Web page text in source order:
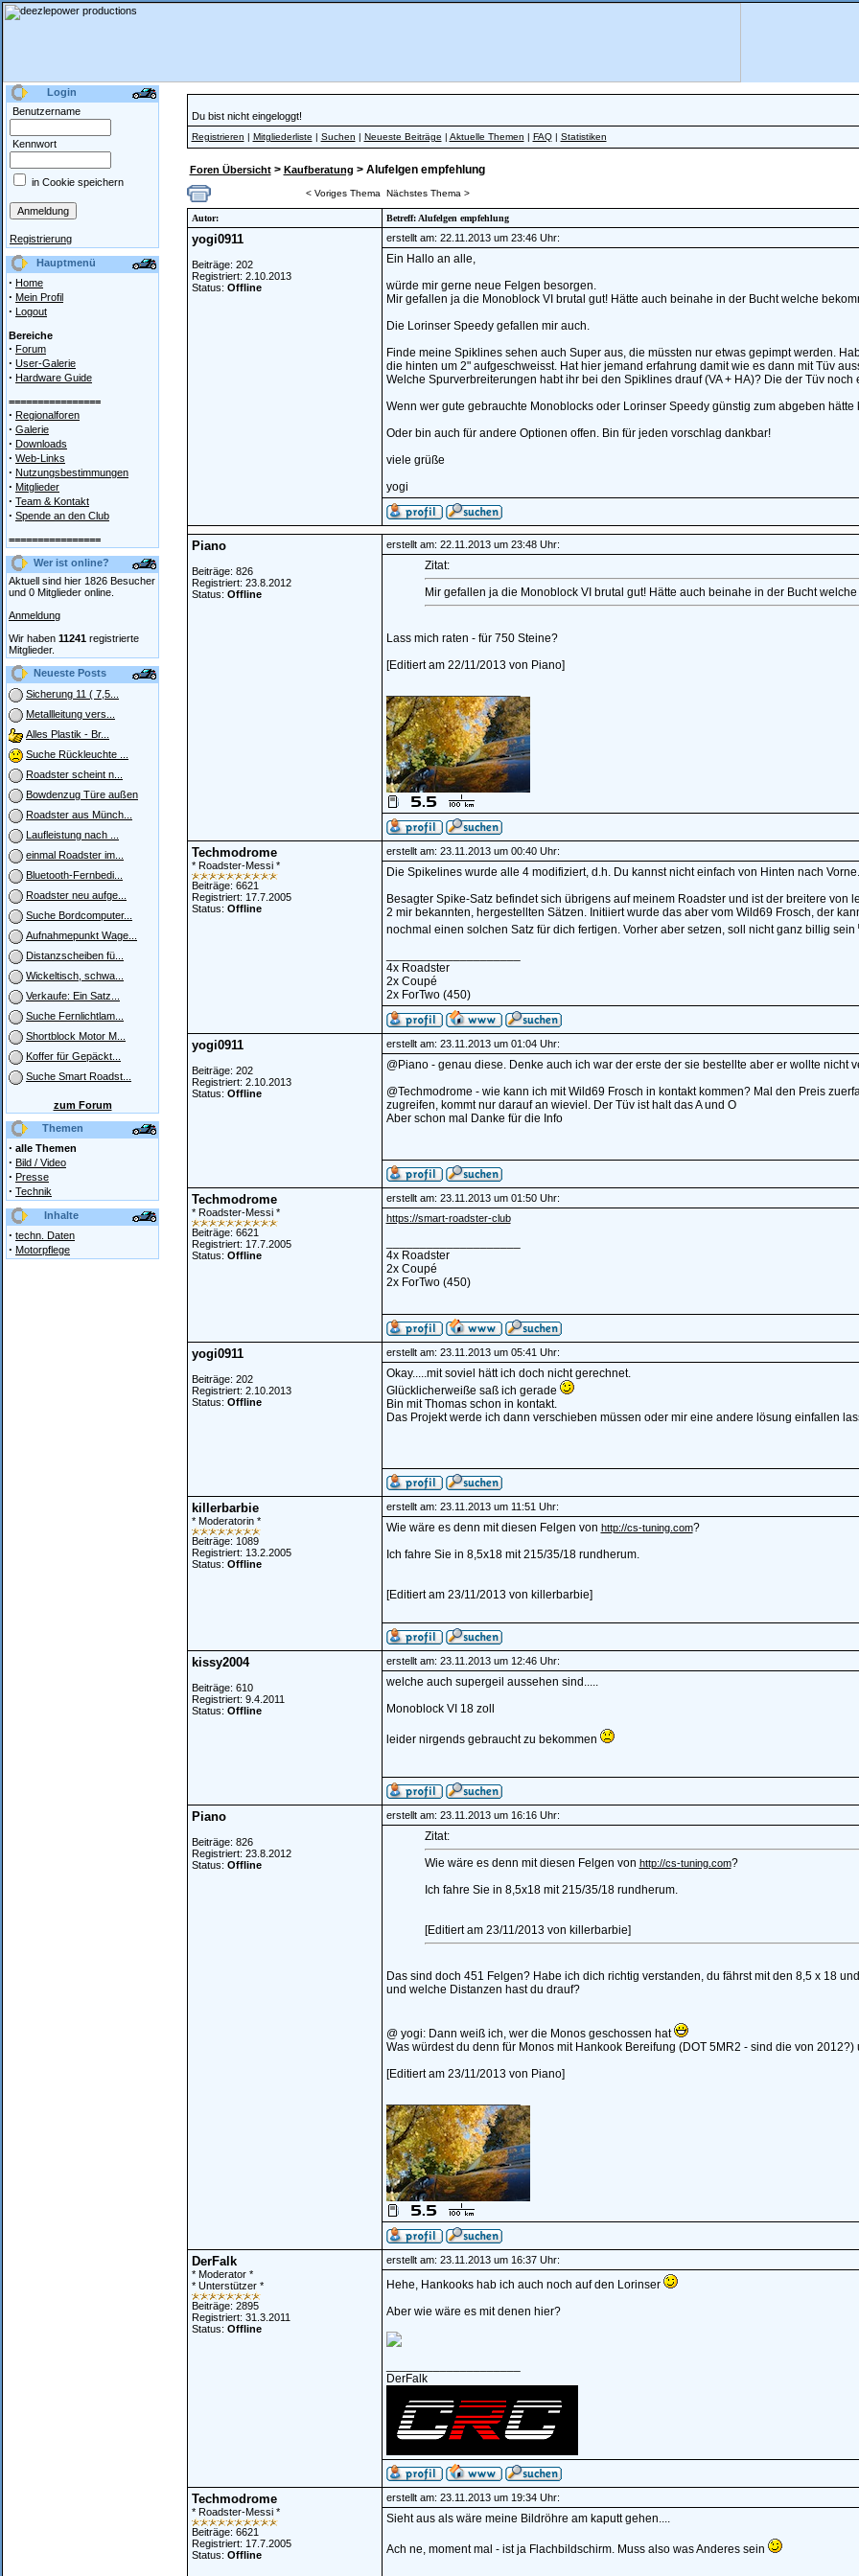
Login
Benutzername
Kennwort
in Cookie speichern
Registrierung
Hauptmenü
· Home
· Mein Profil
· Logout
Bereiche
· Forum
· User-Galerie
· Hardware Guide
================
· Regionalforen
· Galerie
· Downloads
· Web-Links
· Nutzungsbestimmungen
· Mitglieder
· Team & Kontakt
· Spende an den Club
================
Wer ist online?
Aktuell sind hier 1826 Besucher
und 0 Mitglieder online.
Anmeldung
Wir haben 11241 registrierte
Mitglieder.
Neueste Posts
Sicherung 11 ( 7,5...
Metallleitung vers...
Alles Plastik - Br...
Suche Rückleuchte ...
Roadster scheint n...
Bowdenzug Türe außen
Roadster aus Münch...
Laufleistung nach ...
einmal Roadster im...
Bluetooth-Fernbedi...
Roadster neu aufge...
Suche Bordcomputer...
Aufnahmepunkt Wage...
Distanzscheiben fü...
Wickeltisch, schwa...
Verkaufe: Ein Satz...
Suche Fernlichtlam...
Shortblock Motor M...
Koffer für Gepäckt...
Suche Smart Roadst...
zum Forum
Themen
· alle Themen
· Bild / Video
· Presse
· Technik
Inhalte
· techn. Daten
· Motorpflege
Du bist nicht eingeloggt!
Registrieren | Mitgliederliste | Suchen | Neueste Beiträge | Aktuelle Themen | FAQ| Statistiken
Foren Übersicht> Kaufberatung > Alufelgen empfehlung
< Voriges Thema Nächstes Thema >
Autor: Betreff: Alufelgen empfehlung
yogi0911
Beiträge: 202
Registriert: 2.10.2013
Status: Offline
erstellt am: 22.11.2013 um 23:46 Uhr:
Ein Hallo an alle,
würde mir gerne neue Felgen besorgen.
Mir gefallen ja die Monoblock VI brutal gut! Hätte auch beinahe in der Bucht welche
Die Lorinser Speedy gefallen mir auch.
Finde meine Spiklines sehen auch Super aus, die müssten nur etwas gepimpt werden.
die hinten um 2" aufgeschweisst. Hat hier jemand erfahrung damit wie es dann mit Tüv
Welche Spurverbreiterungen habt ihr bei den Spiklines drauf (VA + HA)? Die der Tüv
Wenn wer gute gebrauchte Monoblocks oder Lorinser Speedy günstig zum abgeben hätte
Oder bin auch für andere Optionen offen. Bin für jeden vorschlag dankbar!
viele grüße
yogi
Piano
Beiträge: 826
Registriert: 23.8.2012
Status: Offline
erstellt am: 22.11.2013 um 23:48 Uhr:
Zitat:
Mir gefallen ja die Monoblock VI brutal gut! Hätte auch beinahe in der Bucht
Lass mich raten - für 750 Steine?
[Editiert am 22/11/2013 von Piano]
Techmodrome
* Roadster-Messi *
Beiträge: 6621
Registriert: 17.7.2005
Status: Offline
erstellt am: 23.11.2013 um 00:40 Uhr:
Die Spikelines wurde alle 4 modifiziert, d.h. Du kannst nicht einfach von Hinten nach Vorne.
Besagter Spike-Satz befindet sich übrigens auf meinem Roadster und ist der breitere von
2 mir bekannten, hergestellten Sätzen. Initiiert wurde das aber vom Wild69 Frosch, der
nochmal einen solchen Satz für dich fertigen. Vorher aber setzen, soll nicht ganz billig sein
4x Roadster
2x Coupé
2x ForTwo (450)
yogi0911
Beiträge: 202
Registriert: 2.10.2013
Status: Offline
erstellt am: 23.11.2013 um 01:04 Uhr:
@Piano - genau diese. Denke auch ich war der erste der sie bestellte aber er wollte nicht
@Techmodrome - wie kann ich mit Wild69 Frosch in kontakt kommen? Mal den Preis
zugreifen, kommt nur darauf an wieviel. Der Tüv ist halt das A und O
Aber schon mal Danke für die Info
Techmodrome
* Roadster-Messi *
Beiträge: 6621
Registriert: 17.7.2005
Status: Offline
erstellt am: 23.11.2013 um 01:50 Uhr:
https://smart-roadster-club
4x Roadster
2x Coupé
2x ForTwo (450)
yogi0911
Beiträge: 202
Registriert: 2.10.2013
Status: Offline
erstellt am: 23.11.2013 um 05:41 Uhr:
Okay.....mit soviel hätt ich doch nicht gerechnet.
Glücklicherweiße saß ich gerade
Bin mit Thomas schon in kontakt.
Das Projekt werde ich dann verschieben müssen oder mir eine andere lösung einfallen
killerbarbie
* Moderatorin *
Beiträge: 1089
Registriert: 13.2.2005
Status: Offline
erstellt am: 23.11.2013 um 11:51 Uhr:
Wie wäre es denn mit diesen Felgen von http://cs-tuning.com?
Ich fahre Sie in 8,5x18 mit 215/35/18 rundherum.
[Editiert am 23/11/2013 von killerbarbie]
kissy2004
Beiträge: 610
Registriert: 9.4.2011
Status: Offline
erstellt am: 23.11.2013 um 12:46 Uhr:
welche auch supergeil aussehen sind.....
Monoblock VI 18 zoll
leider nirgends gebraucht zu bekommen
Piano
Beiträge: 826
Registriert: 23.8.2012
Status: Offline
erstellt am: 23.11.2013 um 16:16 Uhr:
Zitat:
Wie wäre es denn mit diesen Felgen von http://cs-tuning.com?
Ich fahre Sie in 8,5x18 mit 215/35/18 rundherum.
[Editiert am 23/11/2013 von killerbarbie]
Das sind doch 451 Felgen? Habe ich dich richtig verstanden, du fährst mit den 8,5 x 18
und welche Distanzen hast du drauf?
@ yogi: Dann weiß ich, wer die Monos geschossen hat
Was würdest du denn für Monos mit Hankook Bereifung (DOT 5MR2 - sind die von
[Editiert am 23/11/2013 von Piano]
DerFalk
* Moderator *
* Unterstützer *
Beiträge: 2895
Registriert: 31.3.2011
Status: Offline
erstellt am: 23.11.2013 um 16:37 Uhr:
Hehe, Hankooks hab ich auch noch auf den Lorinser
Aber wie wäre es mit denen hier?
DerFalk
Techmodrome
* Roadster-Messi *
Beiträge: 6621
Registriert: 17.7.2005
Status: Offline
erstellt am: 23.11.2013 um 19:34 Uhr:
Sieht aus als wäre meine Bildröhre am kaputt gehen....
Ach ne, moment mal - ist ja Flachbildschirm. Muss also was Anderes sein